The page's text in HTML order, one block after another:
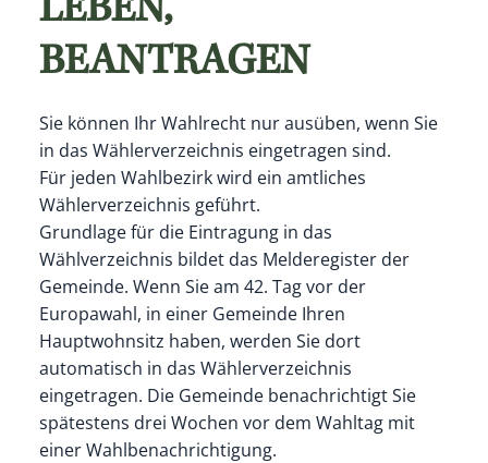
LEBEN,
BEANTRAGEN
Sie können Ihr Wahlrecht nur ausüben, wenn Sie
in das Wählerverzeichnis eingetragen sind.
Für jeden Wahlbezirk wird ein amtliches
Wählerverzeichnis geführt.
Grundlage für die Eintragung in das
Wählverzeichnis bildet das Melderegister der
Gemeinde. Wenn Sie am 42. Tag vor der
Europawahl, in einer Gemeinde Ihren
Hauptwohnsitz haben, werden Sie dort
automatisch in das Wählerverzeichnis
eingetragen. Die Gemeinde benachrichtigt Sie
spätestens drei Wochen vor dem Wahltag mit
einer Wahlbenachrichtigung.